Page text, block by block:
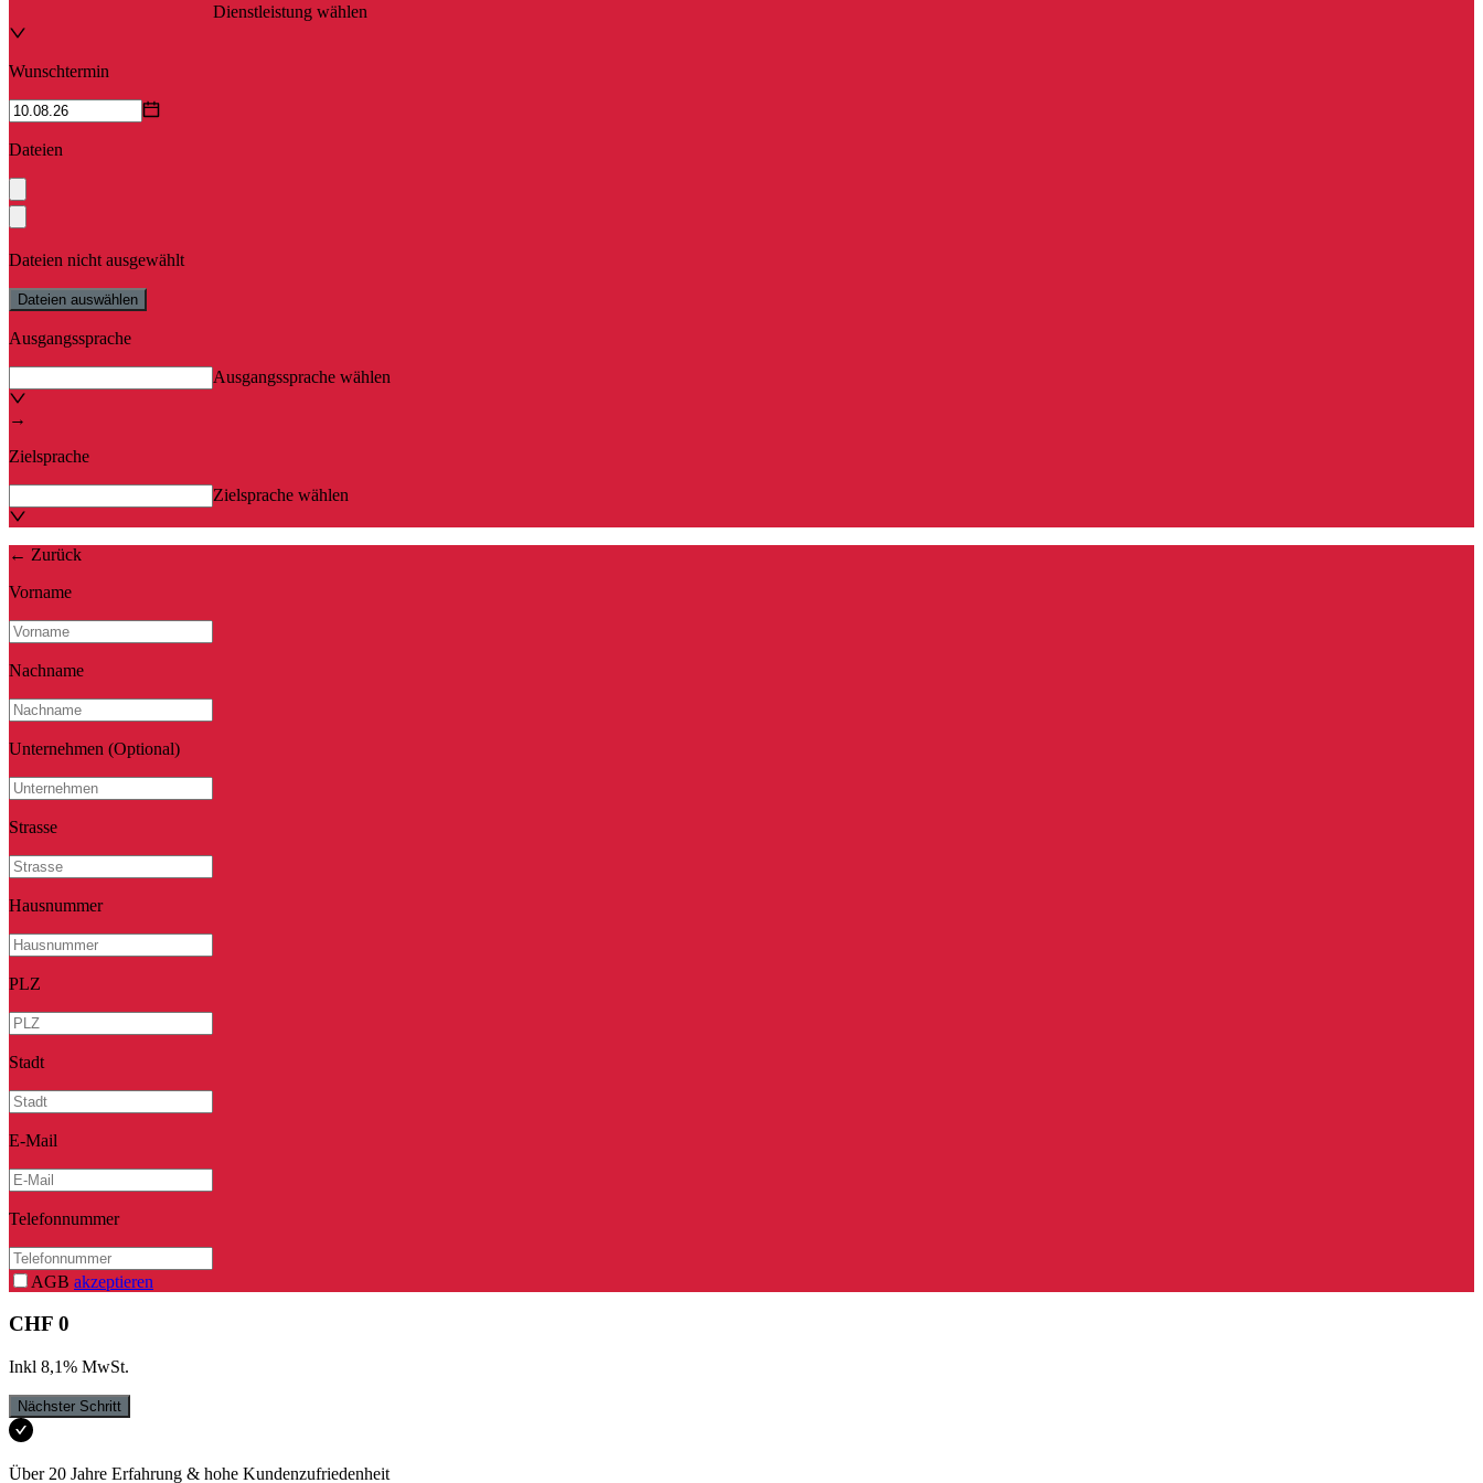
Dienstleistung wählen
Wunschtermin
Dateien
Dateien nicht ausgewählt
Dateien auswählen
Ausgangssprache
Ausgangssprache wählen
→
Zielsprache
Zielsprache wählen
← Zurück
Vorname
Nachname
Unternehmen (Optional)
Strasse
Hausnummer
PLZ
Stadt
E-Mail
Telefonnummer
AGB akzeptieren
CHF 0
Inkl 8,1% MwSt.
Nächster Schritt
Über 20 Jahre Erfahrung & hohe Kundenzufriedenheit